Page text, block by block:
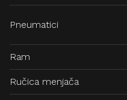
Pneumatici
Ram
Ručica menjača